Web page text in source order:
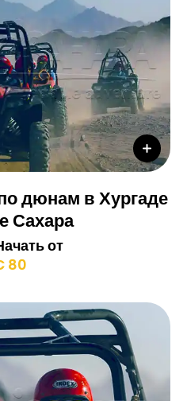
дюнам в Хургаде
Сахара
от
80